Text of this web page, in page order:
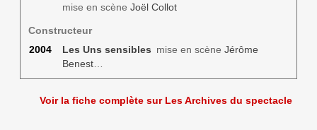
mise en scène Joël Collot
Constructeur
2004
Les Uns sensibles mise en scène Jérôme
Benest…
Voir la fiche complète sur Les Archives du spectacle